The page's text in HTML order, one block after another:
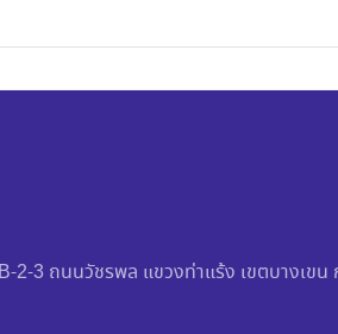
2-3 ถนนวัชรพล แขวงท่าแร้ง เขตบางเขน